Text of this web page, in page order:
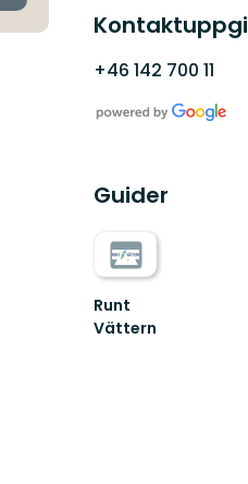
+46 142 700 11
Guider
Runt
Vättern